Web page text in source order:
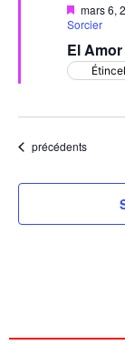
El
Mis
en
mars 6,
Sorcier
Évènements
précédents